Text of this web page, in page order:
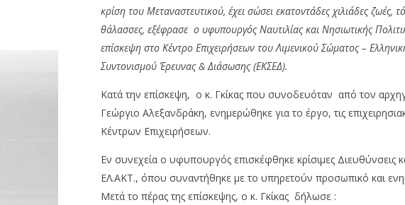
NOW VIEWING
Στ. Γκίκας: Είναι παροιμιώδης ο
επαγ/σμός των Λιμενικών
18/06/2024
pressroom
Με απώλειες 0,18%, ΓΕΚ
18/06/2024
pressroom
κρίση του Μεταναστευτικού, έχει σώσει εκατοντάδες χιλιάδες ζωές,
θάλασσες, εξέφρασε ο υφυπουργός Ναυτιλίας και Νησιωτικής
επίσκεψη στο Κέντρο Επιχειρήσεων του Λιμενικού Σώματος –
Συντονισμού Έρευνας & Διάσωσης (ΕΚΣΕΔ).
Κατά την επίσκεψη, ο κ. Γκίκας που συνοδευόταν από τον
Γεώργιο Αλεξανδράκη, ενημερώθηκε για το έργο, τις
Κέντρων Επιχειρήσεων.
Εν συνεχεία ο υφυπουργός επισκέφθηκε κρίσιμες Διευθύνσεις
ΕΛ.ΑΚΤ., όπου συναντήθηκε με το υπηρετούν προσωπικό και
Μετά το πέρας της επίσκεψης, ο κ. Γκίκας δήλωσε :